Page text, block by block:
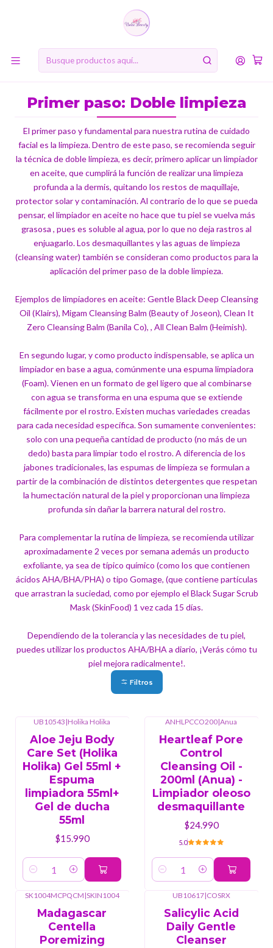
10% de descuento en tu primera compra online. Código: BIENVENIDA10
RUTINA DE BELLEZA COREANA
Primer paso: Doble limpieza
Primer paso: Doble limpieza
El primer paso y fundamental para nuestra rutina de cuidado
facial es la limpieza. Dentro de este paso, se recomienda seguir
la técnica de doble limpieza, es decir, primero aplicar un limpiador
en aceite, que cumplirá la función de realizar una limpieza
profunda a la dermis, quitando los restos de maquillaje,
protector solar y contaminación. Al contrario de lo que se pueda
pensar, el limpiador en aceite no hace que tu piel se vuelva más
grasosa , pues es soluble al agua, por lo que no deja rastros al
enjuagarlo. Los desmaquillantes y las aguas de limpieza
(cleansing water) también se consideran como productos para la
aplicación del primer paso de la doble limpieza.
Ejemplos de limpiadores en aceite: Gentle Black Deep Cleansing
Oil (Klairs), Migam Cleansing Balm (Beauty of Joseon), Clean It
Zero Cleansing Balm (Banila Co), , All Clean Balm (Heimish).
En segundo lugar, y como producto indispensable, se aplica un
limpiador en base a agua, comúnmente una espuma limpiadora
(Foam). Vienen en un formato de gel ligero que al combinarse
con agua se transforma en una espuma que se extiende
fácilmente por el rostro. Existen muchas variedades creadas
para cada necesidad específica. Son sumamente convenientes:
solo con una pequeña cantidad de producto (no más de un
dedo) basta para limpiar todo el rostro. A diferencia de los
jabones tradicionales, las espumas de limpieza se formulan a
partir de la combinación de distintos detergentes que respetan
la humectación natural de la piel y proporcionan una limpieza
profunda sin dañar la barrera natural del rostro.
Para complementar la rutina de limpieza, se recomienda utilizar
aproximadamente 2 veces por semana además un producto
exfoliante, ya sea de típico químico (como los que contienen
ácidos AHA/BHA/PHA) o tipo Gomage, (que contiene partículas
que arrastran la suciedad, como por ejemplo el Black Sugar Scrub
Mask (SkinFood) 1 vez cada 15 días.
Dependiendo de la tolerancia y las necesidades de tu piel,
puedes utilizar los productos AHA/BHA a diario, ¡Verás cómo tu
piel mejora radicalmente!.
Filtros
UB10543|Holika Holika
Aloe Jeju Body
Care Set (Holika
Holika) Gel 55ml +
Espuma
limpiadora 55ml+
Gel de ducha
55ml
$15.990
Cantidad
ANHLPCCO200|Anua
Heartleaf Pore
Control
Cleansing Oil -
200ml (Anua) -
Limpiador oleoso
desmaquillante
$24.990
5.0
Cantidad
SK1004MCPQCM|SKIN1004
Madagascar
Centella
Poremizing
UB10617|COSRX
Salicylic Acid
Daily Gentle
Cleanser